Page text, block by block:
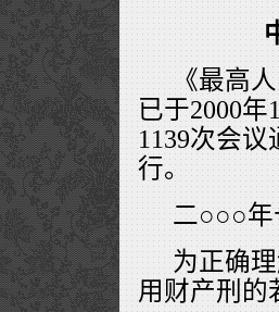
《最高
已于2000
1139次会
行。
二○○○年
为正确
用财产刑的